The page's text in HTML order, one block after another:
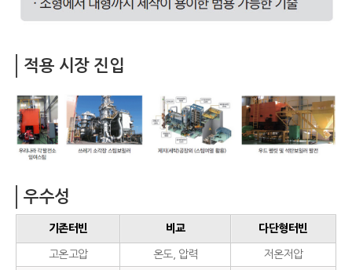
적용 시장 진입
우수성
기존터빈 비교 다단형터빈
고온고압 온도, 압력 저온저압